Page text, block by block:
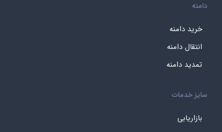
دامنه
خرید دامنه
انتقال دامنه
تمدید دامنه
سایز خدمات
بازاریابی